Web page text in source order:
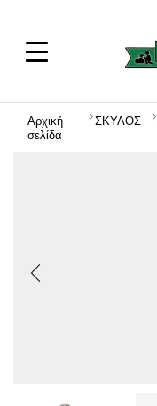
Αρχική
σελίδα
ΣΚΥΛΟΣ